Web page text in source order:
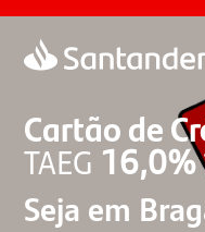
Cartão de
TAEG 16,0%
Seja em